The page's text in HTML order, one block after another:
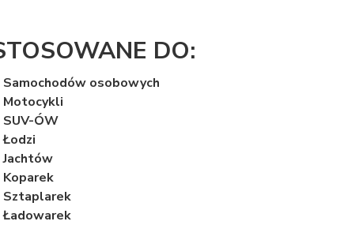
DO:
Samochodów osobowych
Motocykli
SUV-ÓW
Łodzi
Jachtów
Koparek
Sztaplarek
Ładowarek